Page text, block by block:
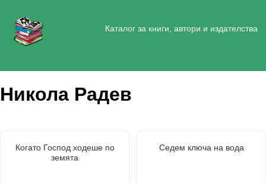
Каталог за книги, автори и издателства
Никола Радев
Когато Господ ходеше по
земята
Седем ключа на вода